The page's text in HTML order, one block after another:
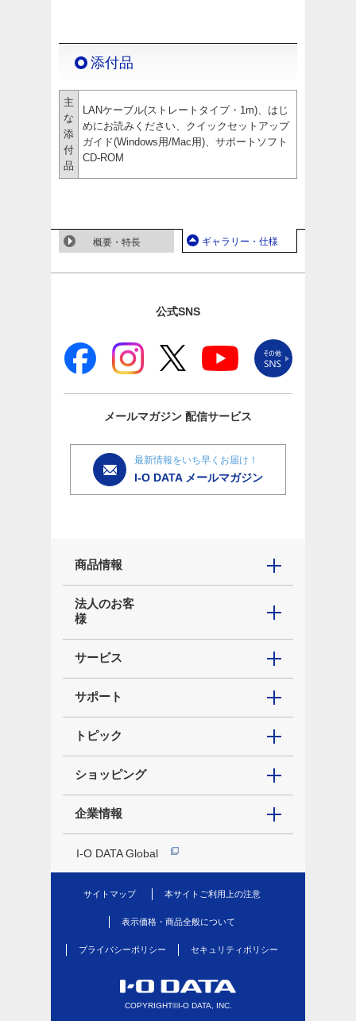
添付品
主
な
添
付
品
LANケーブル(ストレートタイプ・1m)、はじ
めにお読みください、クイックセットアップ
ガイド(Windows用/Mac用)、サポートソフト
CD-ROM
概要・特長 ギャラリー・仕様
公式SNS
メールマガジン 配信サービス
最新情報をいち早くお届け！
I-O DATA メールマガジン
商品情報
法人のお客
様
サービス
サポート
トピック
ショッピング
企業情報
I-O DATA Global
サイトマップ 本サイトご利用上の注意
表示価格・商品全般について
プライバシーポリシー セキュリティポリシー
COPYRIGHT©I-O DATA, INC.